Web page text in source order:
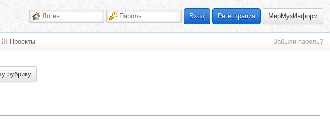
Вход Регистрация МирМузИнформ
Проекты Забыли пароль?
рубрику